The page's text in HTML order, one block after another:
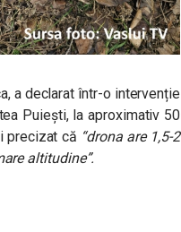
a declarat într-o intervenție
Puiești, la aproximativ 50
precizat că “drona are 1,5-2
altitudine”.